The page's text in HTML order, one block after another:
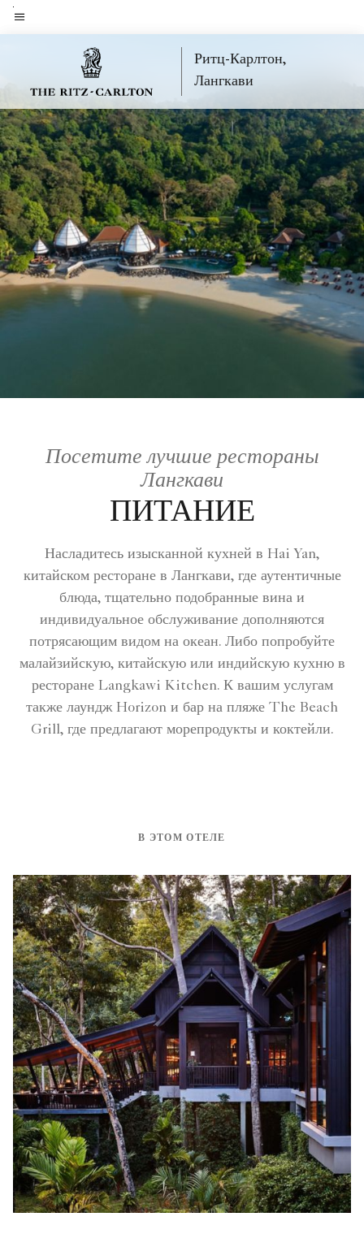
Skip
toТекст меню
Ритц-Карлтон,
Лангкави
Посетите лучшие рестораны
Лангкави
ПИТАНИЕ
Насладитесь изысканной кухней в Hai Yan,
китайском ресторане в Лангкави, где аутентичные
блюда, тщательно подобранные вина и
индивидуальное обслуживание дополняются
потрясающим видом на океан. Либо попробуйте
малайзийскую, китайскую или индийскую кухню в
ресторане Langkawi Kitchen. К вашим услугам
также лаундж Horizon и бар на пляже The Beach
Grill, где предлагают морепродукты и коктейли.
В ЭТОМ ОТЕЛЕ